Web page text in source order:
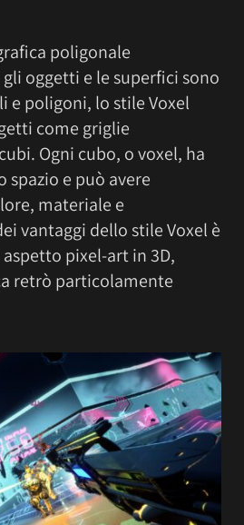
poligonale
oggetti e le superfici sono
e poligoni, lo stile Voxel
come griglie
Ogni cubo, o voxel, ha
spazio e può avere
materiale e
vantaggi dello stile Voxel è
pixel-art in 3D,
retrò particolamente